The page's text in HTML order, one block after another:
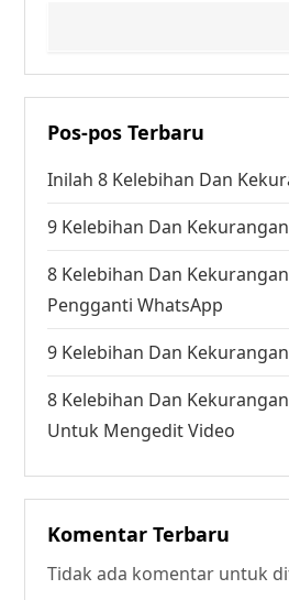
Pos-pos Terbaru
Inilah 8 Kelebihan Dan
9 Kelebihan Dan
8 Kelebihan Dan
Pengganti WhatsApp
9 Kelebihan Dan
8 Kelebihan Dan
Untuk Mengedit Video
Komentar Terbaru
Tidak ada komentar untuk